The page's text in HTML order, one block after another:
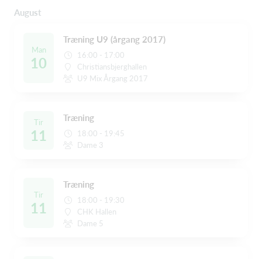
August
Man
10
Træning U9 (årgang 2017)
16:00 - 17:00
Christiansbjerghallen
U9 Mix Årgang 2017
Tir
11
Træning
18:00 - 19:45
Dame 3
Tir
11
Træning
18:00 - 19:30
CHK Hallen
Dame 5